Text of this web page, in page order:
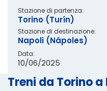
Stazione di partenza:
Torino (Turín)
Stazione di destinazione:
Napoli (Nápoles)
Data:
10/06/2025
Treni da Torino